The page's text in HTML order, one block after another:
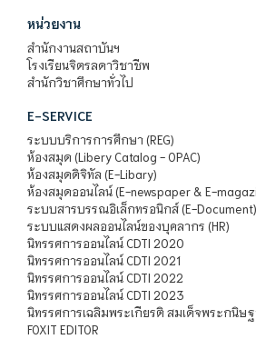
หน่วยงาน
สำนักงานสถาบันฯ
โรงเรียนจิตรลดาวิชาชีพ
สำนักวิชาศึกษาทั่วไป
E-SERVICE
ระบบบริการการศึกษา (REG)
ห้องสมุด (Libery Catalog - OPAC)
ห้องสมุดดิจิทัล (E-Libary)
ห้องสมุดออนไลน์ (E-newspaper & E-
ระบบสารบรรณอิเล็กทรอนิกส์ (E-Document)
ระบบแสดงผลออนไลน์ของบุคลากร (HR)
นิทรรศการออนไลน์ CDTI 2020
นิทรรศการออนไลน์ CDTI 2021
นิทรรศการออนไลน์ CDTI 2022
นิทรรศการออนไลน์ CDTI 2023
นิทรรศการเฉลิมพระเกียรติ สมเด็จพระกนิษฐ
FOXIT EDITOR